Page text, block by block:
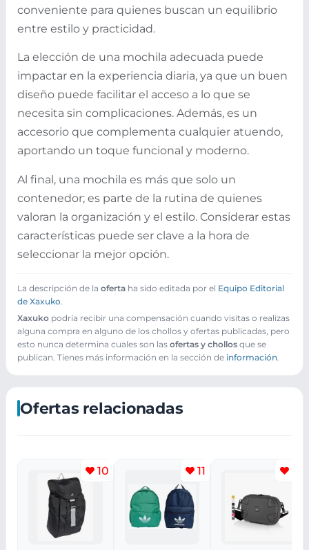
conveniente para quienes buscan un equilibrio
entre estilo y practicidad.
La elección de una mochila adecuada puede
impactar en la experiencia diaria, ya que un buen
diseño puede facilitar el acceso a lo que se
necesita sin complicaciones. Además, es un
accesorio que complementa cualquier atuendo,
aportando un toque funcional y moderno.
Al final, una mochila es más que solo un
contenedor; es parte de la rutina de quienes
valoran la organización y el estilo. Considerar estas
características puede ser clave a la hora de
seleccionar la mejor opción.
La descripción de la oferta ha sido editada por el Equipo Editorial
de Xaxuko.
Xaxuko podría recibir una compensación cuando visitas o realizas
alguna compra en alguno de los chollos y ofertas publicadas, pero
esto nunca determina cuales son las ofertas y chollos que se
publican. Tienes más información en la sección de información.
Ofertas relacionadas
10 11